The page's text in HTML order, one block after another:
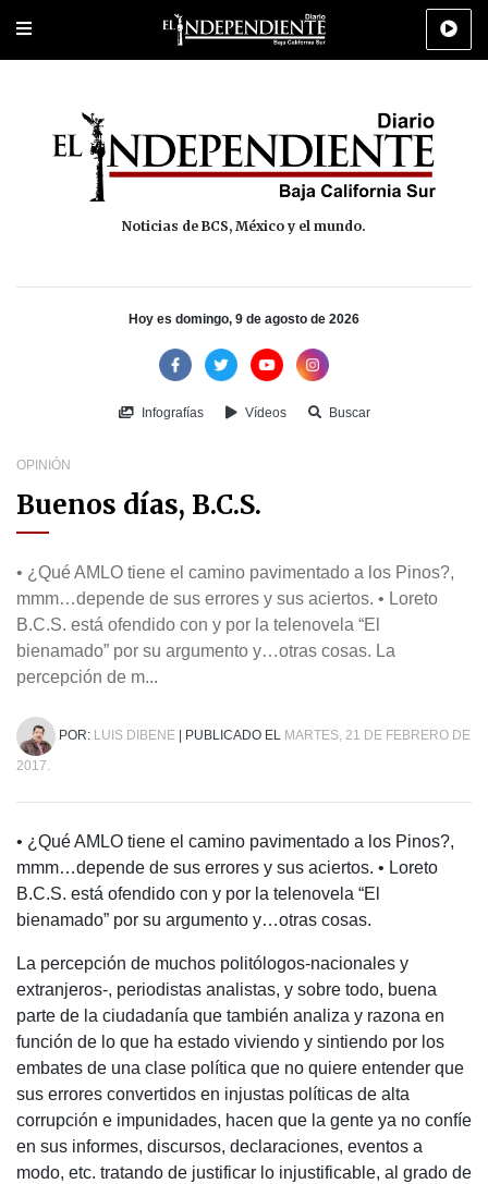
Portada Los Cabos Policiaca Deportes Cultura
Noticias de BCS, México y el mundo.
Hoy es domingo, 9 de agosto de 2026
Infografías Vídeos Buscar
OPINIÓN
Buenos días, B.C.S.
• ¿Qué AMLO tiene el camino pavimentado a los Pinos?,
mmm…depende de sus errores y sus aciertos. • Loreto
B.C.S. está ofendido con y por la telenovela “El
bienamado” por su argumento y…otras cosas. La
percepción de m...
POR: LUIS DIBENE | PUBLICADO EL MARTES, 21 DE FEBRERO DE
2017.
• ¿Qué AMLO tiene el camino pavimentado a los Pinos?,
mmm…depende de sus errores y sus aciertos. • Loreto
B.C.S. está ofendido con y por la telenovela “El
bienamado” por su argumento y…otras cosas.
La percepción de muchos politólogos-nacionales y
extranjeros-, periodistas analistas, y sobre todo, buena
parte de la ciudadanía que también analiza y razona en
función de lo que ha estado viviendo y sintiendo por los
embates de una clase política que no quiere entender que
sus errores convertidos en injustas políticas de alta
corrupción e impunidades, hacen que la gente ya no confíe
en sus informes, discursos, declaraciones, eventos a
modo, etc. tratando de justificar lo injustificable, al grado de